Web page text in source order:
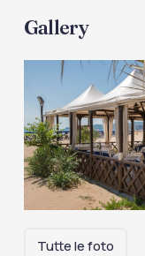
Gallery
Tutte le foto